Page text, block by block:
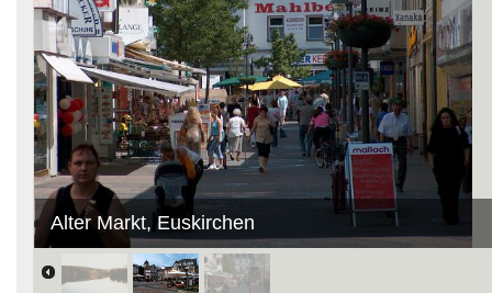
Alter Markt, Euskirchen